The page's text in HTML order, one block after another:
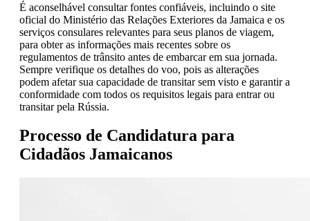
É aconselhável consultar fontes confiáveis, incluindo o site
oficial do Ministério das Relações Exteriores da Jamaica e os
serviços consulares relevantes para seus planos de viagem,
para obter as informações mais recentes sobre os
regulamentos de trânsito antes de embarcar em sua jornada.
Sempre verifique os detalhes do voo, pois as alterações
podem afetar sua capacidade de transitar sem visto e garantir a
conformidade com todos os requisitos legais para entrar ou
transitar pela Rússia.
Processo de Candidatura para
Cidadãos Jamaicanos